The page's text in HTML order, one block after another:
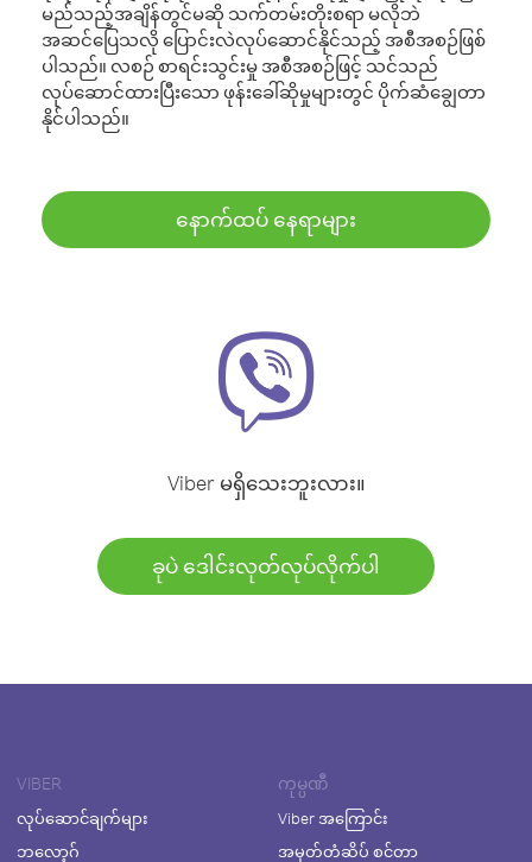
မည်သည့်အချိန်တွင်မဆို သက်တမ်းတိုးစရာ မလိုဘဲ
အဆင်ပြေသလို ပြောင်းလဲလုပ်ဆောင်နိုင်သည့် အစီအစဉ်ဖြစ်
ပါသည်။ လစဉ် စာရင်းသွင်းမှု အစီအစဉ်ဖြင့် သင်သည်
လုပ်ဆောင်ထားပြီးသော ဖုန်းခေါ်ဆိုမှုများတွင် ပိုက်ဆံချွေတာ
နိုင်ပါသည်။
နောက်ထပ် နေရာများ
Viber မရှိသေးဘူးလား။
ခုပဲ ဒေါင်းလုတ်လုပ်လိုက်ပါ
VIBER
လုပ်ဆောင်ချက်များ
ဘလော့ဂ်
ကုမ္ပဏီ
Viber အကြောင်း
အမှတ်တံဆိပ် စင်တာ